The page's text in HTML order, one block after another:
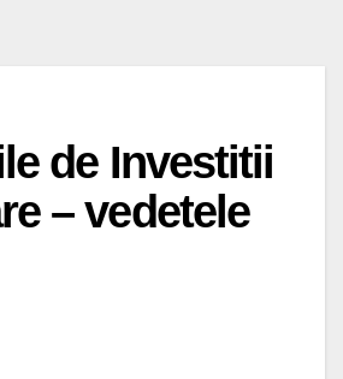
de Investitii
– vedetele